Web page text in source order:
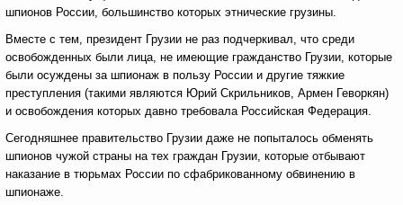
шпионов России, большинство которых этнические грузины.
Вместе с тем, президент Грузии не раз подчеркивал, что среди
освобожденных были лица, не имеющие гражданство Грузии, которые
были осуждены за шпионаж в пользу России и другие тяжкие
преступления (такими являются Юрий Скрильников, Армен Геворкян)
и освобождения которых давно требовала Российская Федерация.
Сегодняшнее правительство Грузии даже не попыталось обменять
шпионов чужой страны на тех граждан Грузии, которые отбывают
наказание в тюрьмах России по сфабрикованному обвинению в
шпионаже.